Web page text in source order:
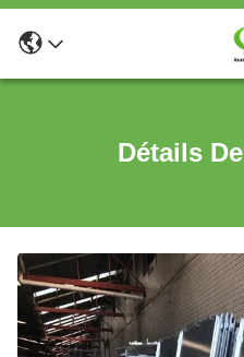
Détails